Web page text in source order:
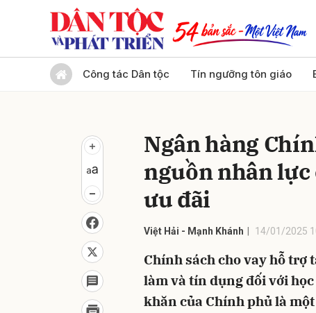
Công tác Dân tộc Tín ngưỡng tôn giáo
Ngân hàng
nguồn nhân
ưu đãi
Việt Hải - Mạnh Khánh 14/01/2025
Chính sách cho vay hỗ trợ
làm và tín dụng đối với
khăn của Chính phủ là
Gửi